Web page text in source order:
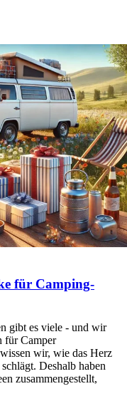
für Camping-
gibt es viele - und wir
für Camper
wir, wie das Herz
Deshalb haben
zusammengestellt,